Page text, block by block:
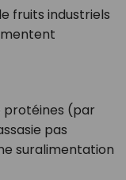
fruits industriels
protéines (par
pas
suralimentation